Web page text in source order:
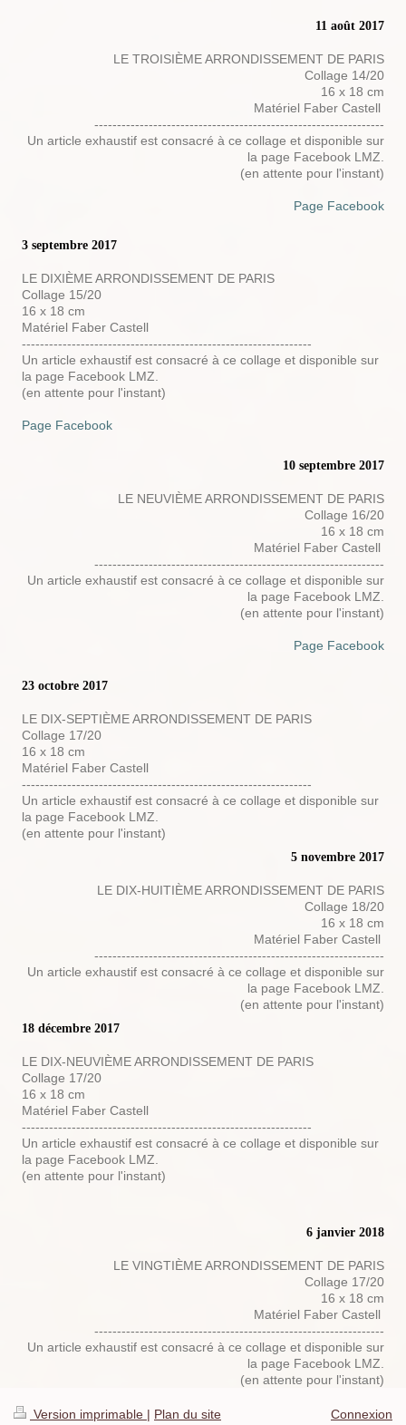
11 août 2017
LE TROISIÈME ARRONDISSEMENT DE PARIS
Collage 14/20
16 x 18 cm
Matériel Faber Castell
----------------------------------------------------------------
Un article exhaustif est consacré à ce collage et disponible sur
la page Facebook LMZ.
(en attente pour l'instant)
Page Facebook
3 septembre 2017
LE DIXIÈME ARRONDISSEMENT DE PARIS
Collage 15/20
16 x 18 cm
Matériel Faber Castell
----------------------------------------------------------------
Un article exhaustif est consacré à ce collage et disponible sur
la page Facebook LMZ.
(en attente pour l'instant)
Page Facebook
10 septembre 2017
LE NEUVIÈME ARRONDISSEMENT DE PARIS
Collage 16/20
16 x 18 cm
Matériel Faber Castell
----------------------------------------------------------------
Un article exhaustif est consacré à ce collage et disponible sur
la page Facebook LMZ.
(en attente pour l'instant)
Page Facebook
23 octobre 2017
LE DIX-SEPTIÈME ARRONDISSEMENT DE PARIS
Collage 17/20
16 x 18 cm
Matériel Faber Castell
----------------------------------------------------------------
Un article exhaustif est consacré à ce collage et disponible sur
la page Facebook LMZ.
(en attente pour l'instant)
5 novembre 2017
LE DIX-HUITIÈME ARRONDISSEMENT DE PARIS
Collage 18/20
16 x 18 cm
Matériel Faber Castell
----------------------------------------------------------------
Un article exhaustif est consacré à ce collage et disponible sur
la page Facebook LMZ.
(en attente pour l'instant)
18 décembre 2017
LE DIX-NEUVIÈME ARRONDISSEMENT DE PARIS
Collage 17/20
16 x 18 cm
Matériel Faber Castell
----------------------------------------------------------------
Un article exhaustif est consacré à ce collage et disponible sur
la page Facebook LMZ.
(en attente pour l'instant)
6 janvier 2018
LE VINGTIÈME ARRONDISSEMENT DE PARIS
Collage 17/20
16 x 18 cm
Matériel Faber Castell
----------------------------------------------------------------
Un article exhaustif est consacré à ce collage et disponible sur
la page Facebook LMZ.
(en attente pour l'instant)
Version imprimable | Plan du site
Connexion